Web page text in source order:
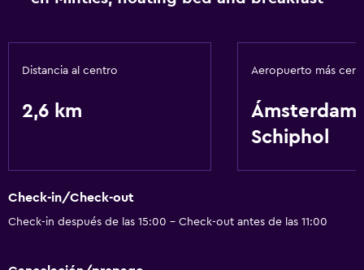
Distancia al centro
2,6 km
Aeropuerto más
Ámsterdam-
Schiphol
Check-in/Check-out
Check-in después de las 15:00 - Check-out antes de las 11:00